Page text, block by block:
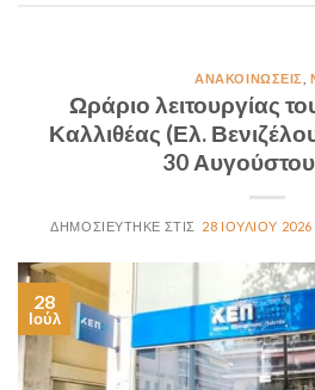
ΑΝΑΚΟΙΝΏΣΕΙΣ ,
Ωράριο λειτουργίας
Καλλιθέας (Ελ.
30
28 ΙΟΥΛΊΟΥ 2026
28
Ιούλ